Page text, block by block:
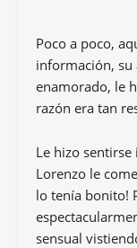
Poco a poco,
información,
enamorado, le
razón era tan
Le hizo
Lorenzo le
lo tenía bonito!
sensual